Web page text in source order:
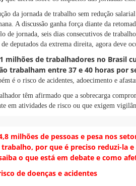
da jornada de trabalho sem redução
A discussão ganha força diante da
de jornada, seis dias consecutivos de
de deputados da extrema direita, agora deve
milhões de trabalhadores no Brasil
trabalham entre 37 e 40 horas por
é o risco de acidentes, adoecimento e
têm afirmado que a sobrecarga
em atividades de risco ou que exigem
milhões de pessoas e pesa nos
por que é preciso reduzi-la e
o que está em debate e como
de doenças e acidentes